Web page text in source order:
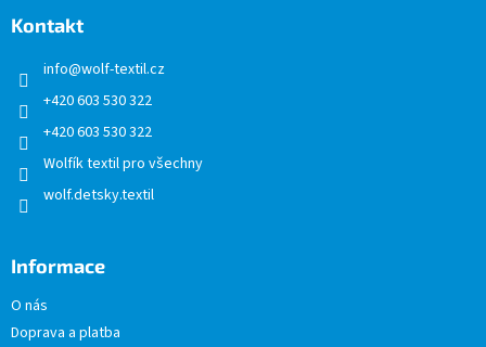
Kontakt
info@wolf-textil.cz
+420 603 530 322
+420 603 530 322
Wolfík textil pro všechny
wolf.detsky.textil
Informace
O nás
Doprava a platba